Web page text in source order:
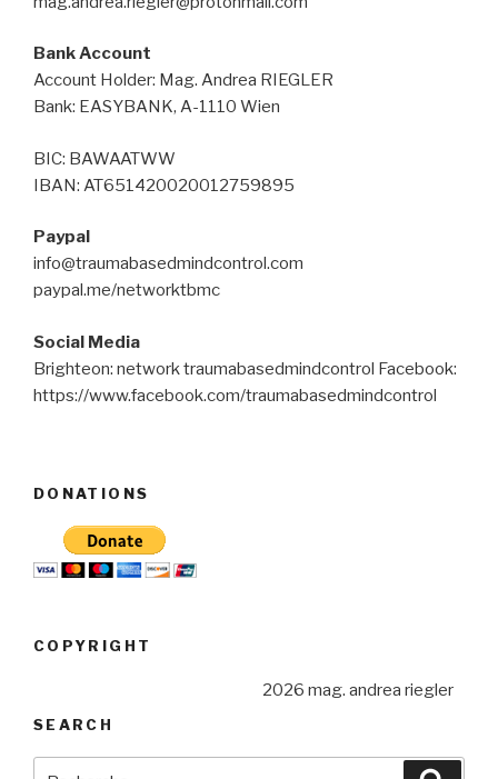
Bank Account
Account Holder: Mag. Andrea RIEGLER
Bank: EASYBANK, A-1110 Wien
BIC: BAWAATWW
IBAN: AT651420020012759895
Paypal
info@traumabasedmindcontrol.com
paypal.me/networktbmc
Social Media
Brighteon: network traumabasedmindcontrol Facebook:
https://www.facebook.com/traumabasedmindcontrol
DONATIONS
COPYRIGHT
2026 mag. andrea riegler
SEARCH